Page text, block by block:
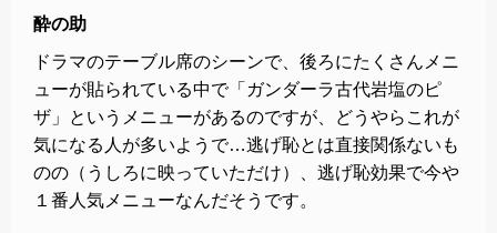
酔の助
ドラマのテーブル席のシーンで、後ろにたくさんメニ
ューが貼られている中で「ガンダーラ古代岩塩のピ
ザ」というメニューがあるのですが、どうやらこれが
気になる人が多いようで…逃げ恥とは直接関係ないも
のの（うしろに映っていただけ）、逃げ恥効果で今や
１番人気メニューなんだそうです。